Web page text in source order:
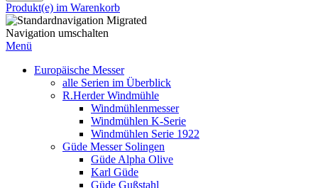
Produkt(e) im Warenkorb
Navigation umschalten
Menü
Europäische Messer
alle Serien im Überblick
R.Herder Windmühle
Windmühlenmesser
Windmühlen K-Serie
Windmühlen Serie 1922
Güde Messer Solingen
Güde Alpha Olive
Karl Güde
Güde Gußstahl